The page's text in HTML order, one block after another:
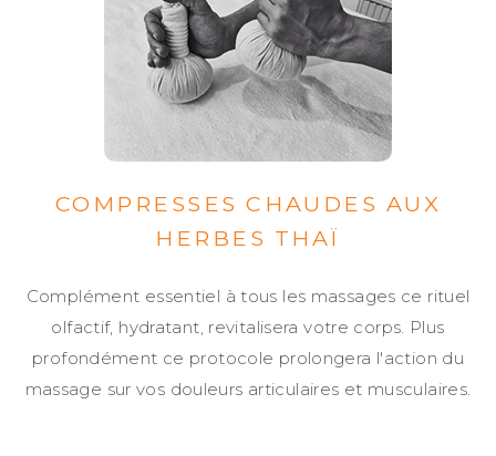
COMPRESSES CHAUDES AUX
HERBES THAÏ
Complément essentiel à tous les massages ce rituel
olfactif, hydratant, revitalisera votre corps. Plus
profondément ce protocole prolongera l'action du
massage sur vos douleurs articulaires et musculaires.